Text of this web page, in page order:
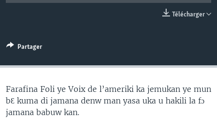
Télécharger
Partager
Farafina Foli ye Voix de l’ameriki ka jemukan ye mun
bƐ kuma di jamana denw man yasa uka u hakili la fɔ
jamana babuw kan.